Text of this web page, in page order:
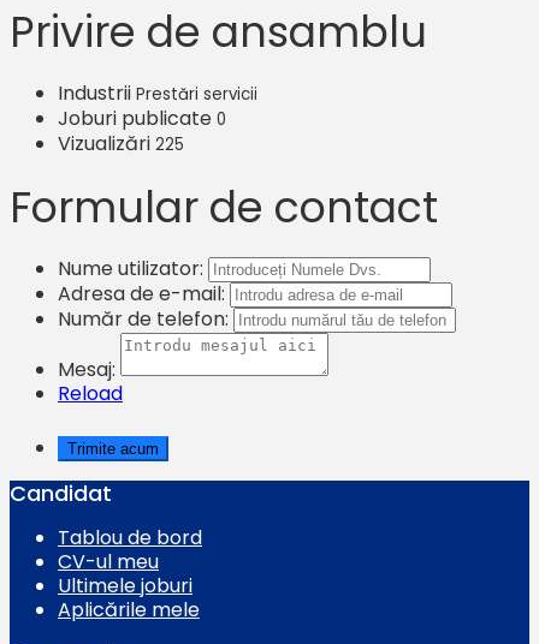
Privire de ansamblu
Industrii Prestări servicii
Joburi publicate 0
Vizualizări 225
Formular de contact
Nume utilizator:
Adresa de e-mail:
Număr de telefon:
Mesaj:
Reload
Candidat
Tablou de bord
CV-ul meu
Ultimele joburi
Aplicările mele